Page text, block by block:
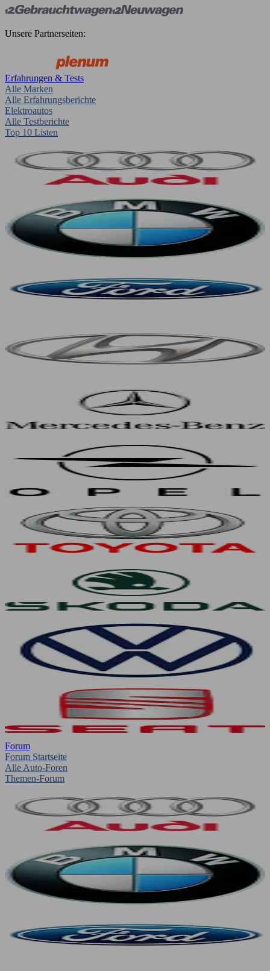
Unsere Partnerseiten:
Erfahrungen & Tests
Alle Marken
Alle Erfahrungsberichte
Elektroautos
Alle Testberichte
Top 10 Listen
Forum
Forum Startseite
Alle Auto-Foren
Themen-Forum